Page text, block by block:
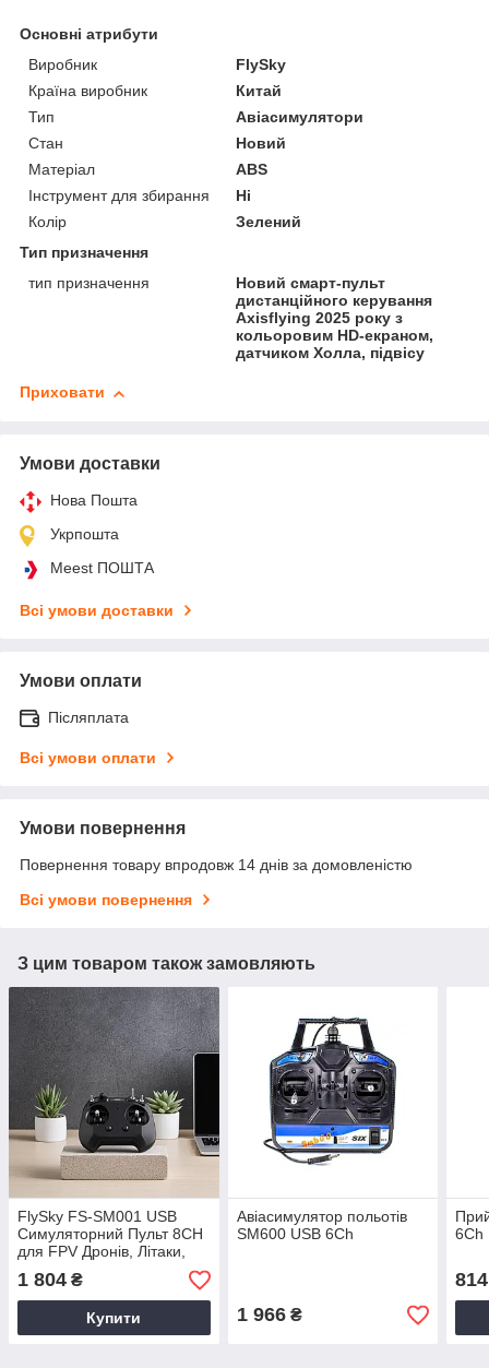
Основні атрибути
Виробник
FlySky
Країна виробник
Китай
Тип
Авіасимулятори
Стан
Новий
Матеріал
ABS
Інструмент для збирання
Ні
Колір
Зелений
Тип призначення
тип призначення
Новий смарт-пульт
дистанційного керування
Axisflying 2025 року з
кольоровим HD-екраном,
датчиком Холла, підвісу
Приховати
Умови доставки
Нова Пошта
Укрпошта
Meest ПОШТА
Всі умови доставки
Умови оплати
Післяплата
Всі умови оплати
Умови повернення
Повернення товару впродовж 14 днів за домовленістю
Всі умови повернення
З цим товаром також замовляють
FlySky FS-SM001 USB
Симуляторний Пульт 8CH
для FPV Дронів, Літаки,
Авіасімулятори сумісний
Virtual Flight, Liftof
1 804 ₴
Купити
Авіасимулятор польотів
SM600 USB 6Ch
1 966₴
6Ch
814